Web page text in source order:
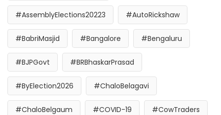
#AssemblyElections20223 #AutoRickshaw
#BabriMasjid #Bangalore #Bengaluru
#BJPGovt #BRBhaskarPrasad
#ByElection2026 #ChaloBelagavi
#ChaloBelgaum #COVID-19 #CowTraders